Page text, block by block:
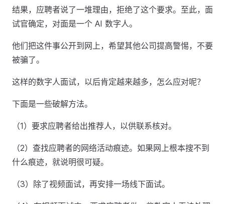
结果，应聘者说了一堆理由，拒绝了这个要求。至此，面
试官确定，对面是一个 AI 数字人。
他们把这件事公开到网上，希望其他公司提高警惕，不要
被骗了。
这样的数字人面试，以后肯定越来越多，怎么应对呢？
下面是一些破解方法。
（1）要求应聘者给出推荐人，以供联系核对。
（2）查找应聘者的网络活动痕迹。如果网上根本搜不到
什么痕迹，就说明很可疑。
（3）除了视频面试，再安排一场线下面试。